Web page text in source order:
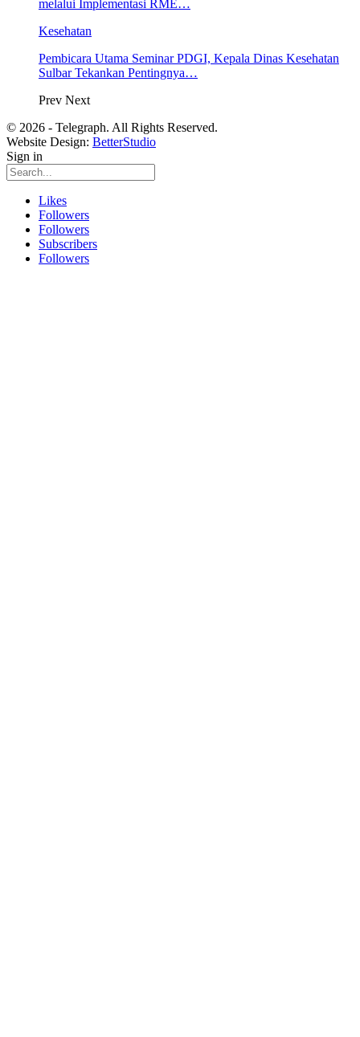
melalui Implementasi RME…
Kesehatan
Pembicara Utama Seminar PDGI, Kepala Dinas Kesehatan
Sulbar Tekankan Pentingnya…
Prev Next
© 2026 - Telegraph. All Rights Reserved.
Website Design: BetterStudio
Sign in
Likes
Followers
Followers
Subscribers
Followers